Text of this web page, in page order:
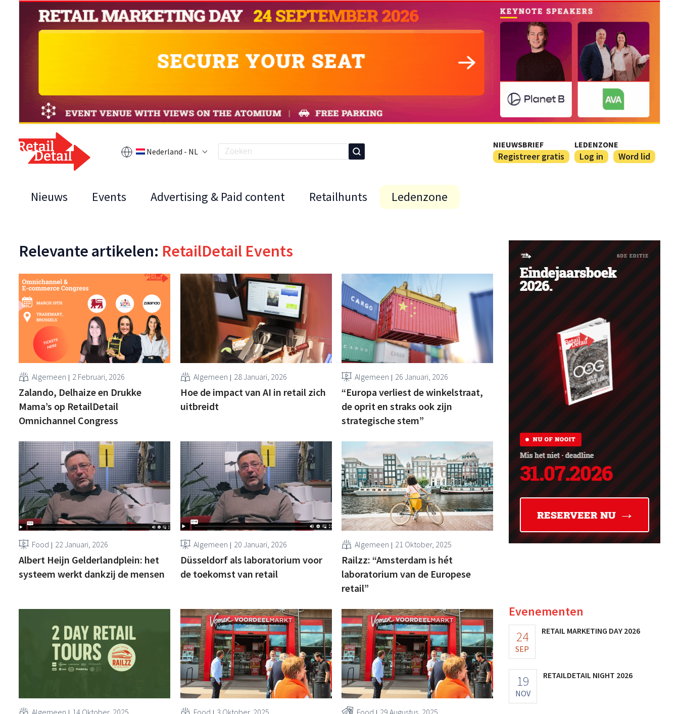
Nederland - NL
NIEUWSBRIEF
Registreer gratis
LEDENZONE
Log in Word lid
Nieuws Events Advertising & Paid content Retailhunts Ledenzone
Relevante artikelen: RetailDetail Events
Algemeen 2 Februari, 2026
Zalando, Delhaize en Drukke
Mama’s op RetailDetail
Omnichannel Congress
Algemeen 28 Januari, 2026
Hoe de impact van AI in retail zich
uitbreidt
Algemeen 26 Januari, 2026
“Europa verliest de winkelstraat,
de oprit en straks ook zijn
strategische stem”
Food 22 Januari, 2026
Albert Heijn Gelderlandplein: het
systeem werkt dankzij de mensen
Algemeen 20 Januari, 2026
Düsseldorf als laboratorium voor
de toekomst van retail
Algemeen 21 Oktober, 2025
Railzz: “Amsterdam is hét
laboratorium van de Europese
retail”
Algemeen 14 Oktober, 2025 Food 3 Oktober, 2025 Food 29 Augustus, 2025
Evenementen
24
SEP
RETAIL MARKETING DAY 2026
19
NOV
RETAILDETAIL NIGHT 2026